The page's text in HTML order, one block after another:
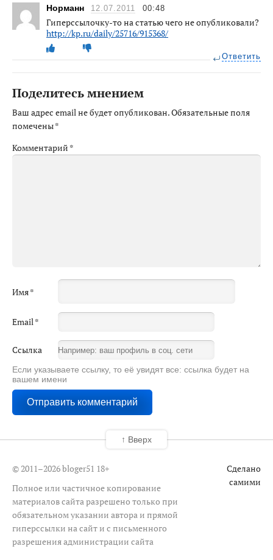
Норманн 12.07.2011 00:48
Гиперссылочку-то на статью чего не опубликовали?
http://kp.ru/daily/25716/915368/
Ответить
Поделитесь мнением
Ваш адрес email не будет опубликован.Обязательные поля
помечены*
Комментарий *
Имя*
Email*
Ссылка
Если указываете ссылку, то её увидят все: ссылка будет на
вашем имени
© 2011–2026 bloger51 18+
Полное или частичное копирование
материалов сайта разрешено только при
обязательном указании автора и прямой
гиперссылки на сайт и с письменного
разрешения администрации сайта
Сделано
самими
↑ Вверх